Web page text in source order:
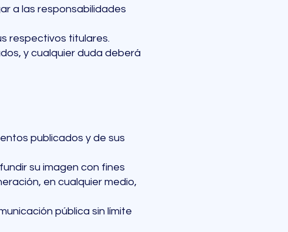
a las responsabilidades
respectivos titulares.
y cualquier duda deberá
publicados y de sus
su imagen con fines
en cualquier medio,
pública sin límite